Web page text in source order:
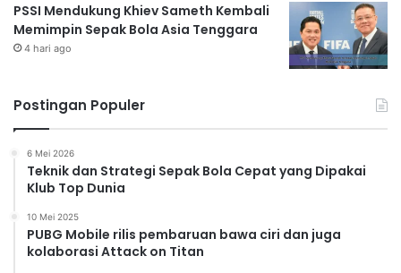
PSSI Mendukung Khiev Sameth Kembali
Memimpin Sepak Bola Asia Tenggara
4 hari ago
Postingan Populer
6 Mei 2026
Teknik dan Strategi Sepak Bola Cepat yang Dipakai
Klub Top Dunia
10 Mei 2025
PUBG Mobile rilis pembaruan bawa ciri dan juga
kolaborasi Attack on Titan